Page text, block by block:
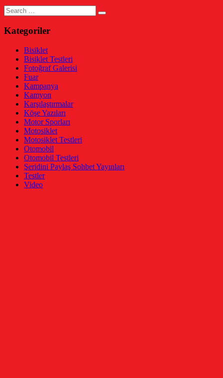
Search
for:
Kategoriler
Bisiklet
Bisiklet Testleri
Fotoğraf Galerisi
Fuar
Kampanya
Kamyon
Karşılaştırmalar
Köşe Yazıları
Motor Sporları
Motosiklet
Motosiklet Testleri
Otomobil
Otomobil Testleri
Şeridini Paylaş Sohbet Yayınları
Testler
Video